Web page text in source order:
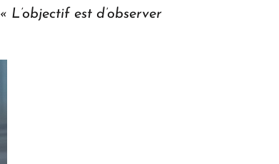
« L’objectif est d’observer